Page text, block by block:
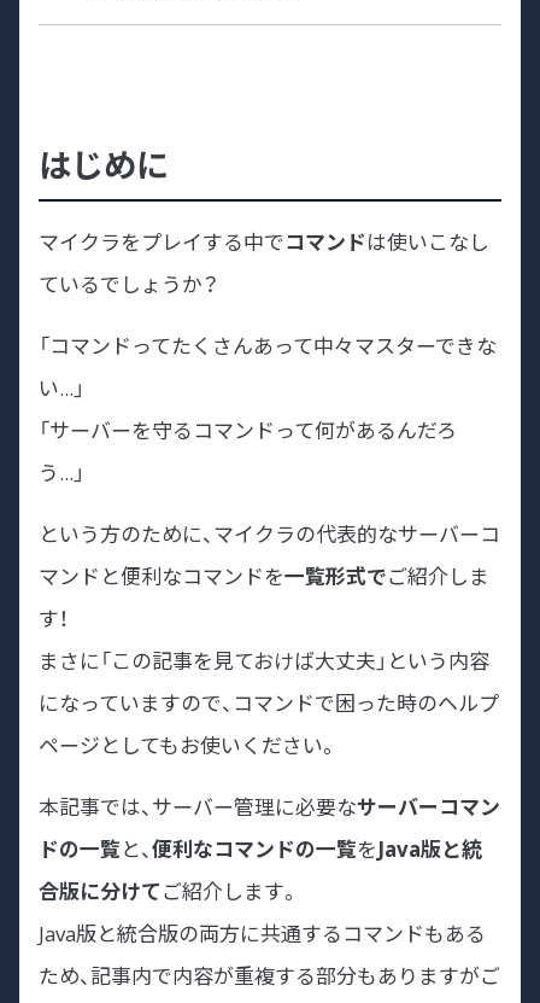
はじめに
マイクラをプレイする中でコマンドは使いこなし
ているでしょうか？
「コマンドってたくさんあって中々マスターできな
い...」
「サーバーを守るコマンドって何があるんだろ
う...」
という方のために、マイクラの代表的なサーバーコ
マンドと便利なコマンドを一覧形式でご紹介しま
す！
まさに「この記事を見ておけば大丈夫」という内容
になっていますので、コマンドで困った時のヘルプ
ページとしてもお使いください。
本記事では、サーバー管理に必要なサーバーコマン
ドの一覧と、便利なコマンドの一覧をJava版と統
合版に分けてご紹介します。
Java版と統合版の両方に共通するコマンドもある
ため、記事内で内容が重複する部分もありますがご